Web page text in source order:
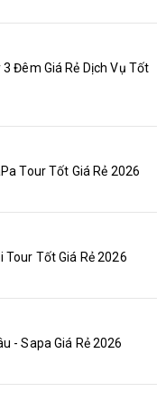
Đêm Giá Rẻ Dịch Vụ Tốt
Tour Tốt Giá Rẻ 2026
Tour Tốt Giá Rẻ 2026
- Sapa Giá Rẻ 2026